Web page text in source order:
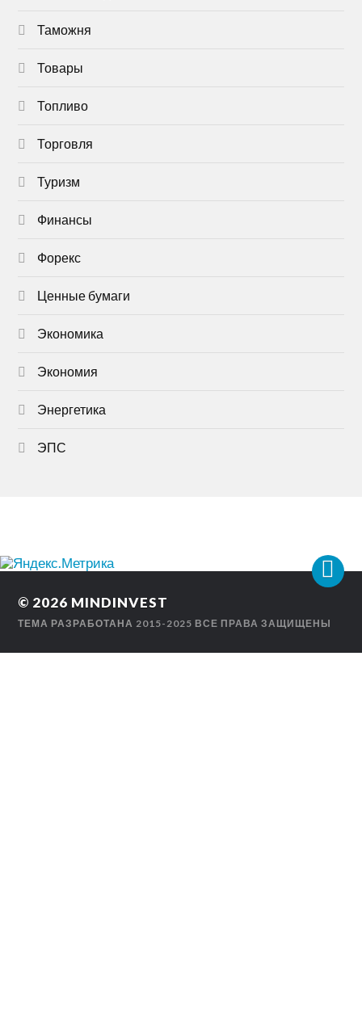
Таможня
Товары
Топливо
Торговля
Туризм
Финансы
Форекс
Ценные бумаги
Экономика
Экономия
Энергетика
ЭПС
© 2026 MINDINVEST
ТЕМА РАЗРАБОТАНА 2015-2025 ВСЕ ПРАВА ЗАЩИЩЕНЫ